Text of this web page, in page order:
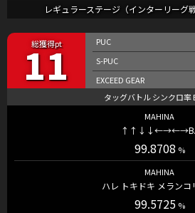
レギュラーステージ（インターリーグ
11
MAHINA
99.8708
MAHINA
ハレ トキドキ メランコ
99.5725